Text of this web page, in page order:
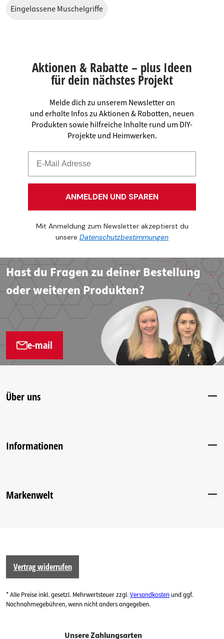
Eingelassene Muschelgriffe
Aktionen & Rabatte – plus Ideen
für dein nächstes Projekt
Melde dich zu unserem Newsletter an
und erhalte Infos zu Aktionen & Rabatten, neuen
Produkten sowie hilfreiche Inhalte rund um DIY-
Projekte und Heimwerken.
ANMELDEN UND SPAREN
Mit Anmeldung zum Newsletter akzeptierst du
unsere Datenschutzbestimmungen
Hast du Fragen zu deiner Bestellung
oder weiteren Produkten?
e-mail
Über uns
Informationen
Markenwelt
Vertrag widerrufen
* Alle Preise inkl. gesetzl. Mehrwertsteuer zzgl.Versandkosten und ggf.
Nachnahmegebühren, wenn nicht anders angegeben.
Unsere Zahlungsarten